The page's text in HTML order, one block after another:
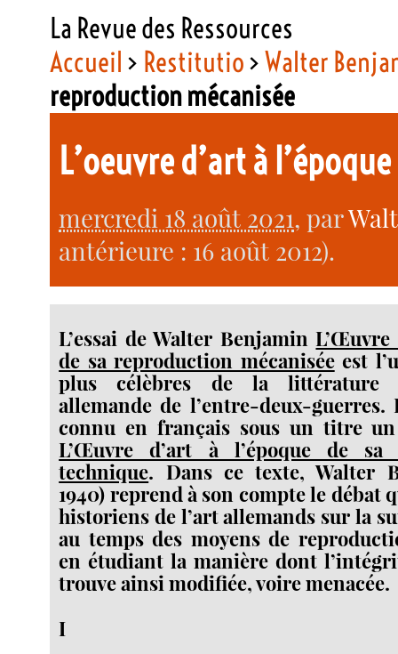
La Revue des Ressources
Accueil > Restitutio>Walter
reproduction mécanisée
L’oeuvre d’art à
mercredi 18 août 2021, par
antérieure : 16 août 2012).
L’essai de Walter BenjaminL’Œuvre
de sa reproduction mécaniséeest
plus célèbres de la littérature
allemande de l’entre-deux-guerres.
connu en français sous un titre
L’Œuvre d’art à l’époque de sa
technique. Dans ce texte, Walter
1940) reprend à son compte le débat
historiens de l’art allemands sur la
au temps des moyens de
en étudiant la manière dont
trouve ainsi modifiée, voire menacée.
I